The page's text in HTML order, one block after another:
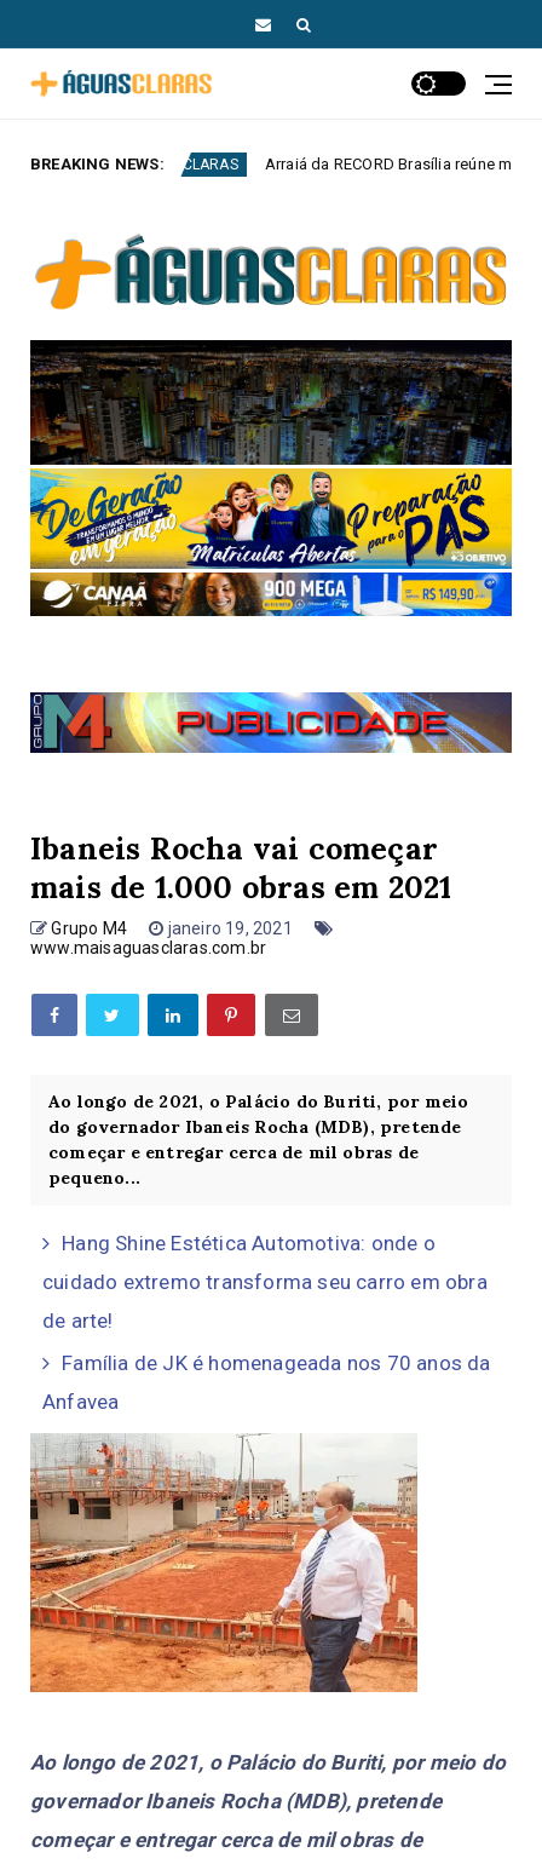
BREAKING NEWS:
CLARAS Arraiá da RECORD Brasília reúne mercado publicitário,
Ibaneis Rocha vai começar
mais de 1.000 obras em 2021
Grupo M4
janeiro 19, 2021
www.maisaguasclaras.com.br
Ao longo de 2021, o Palácio do Buriti, por meio
do governador Ibaneis Rocha (MDB), pretende
começar e entregar cerca de mil obras de
pequeno...
Hang Shine Estética Automotiva: onde o
cuidado extremo transforma seu carro em obra
de arte!
Família de JK é homenageada nos 70 anos da
Anfavea
Ao longo de 2021, o Palácio do Buriti, por meio do
governador Ibaneis Rocha (MDB), pretende
começar e entregar cerca de mil obras de